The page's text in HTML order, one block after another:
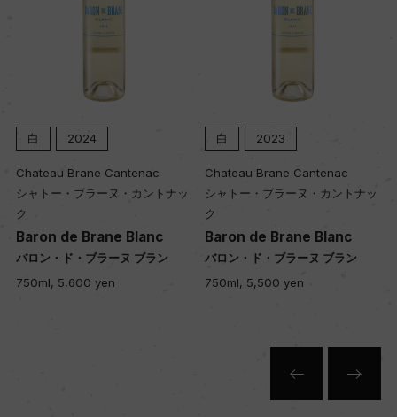
キャップの仕様
コルク
カントナッ
Blanc
ブラン
Chateau Brane Cantenac
シャトー・ブラーヌ・カントナッ
Baron de Brane Blanc
バロン・ド・ブラーヌ ブラン
750ml, 5,500 yen
Chateau Brane
シャトー・ブラーヌ・
Baron de Brane
バロン・ド・ブラーヌ
750ml, 5,200 yen